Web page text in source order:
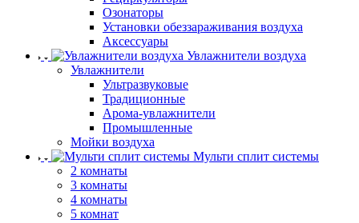
Озонаторы
Установки обеззараживания воздуха
Аксессуары
Увлажнители воздуха
Увлажнители
Ультразвуковые
Традиционные
Арома-увлажнители
Промышленные
Мойки воздуха
Мульти сплит системы
2 комнаты
3 комнаты
4 комнаты
5 комнат